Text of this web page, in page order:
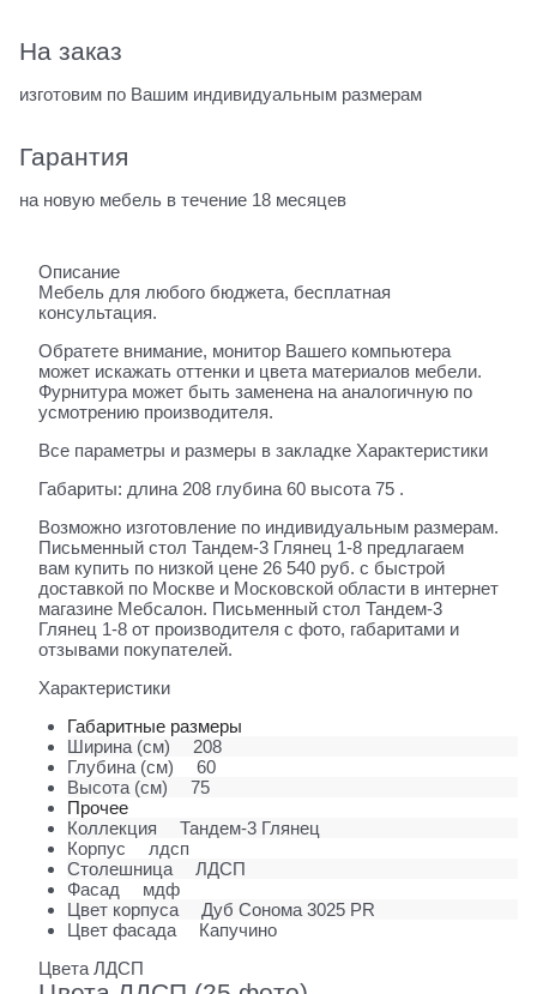
На заказ
изготовим по Вашим индивидуальным размерам
Гарантия
на новую мебель в течение 18 месяцев
Описание
Мебель для любого бюджета, бесплатная
консультация.
Обратете внимание, монитор Вашего компьютера
может искажать оттенки и цвета материалов мебели.
Фурнитура может быть заменена на аналогичную по
усмотрению производителя.
Все параметры и размеры в закладке Характеристики
Габариты: длина 208 глубина 60 высота 75 .
Возможно изготовление по индивидуальным размерам.
Письменный стол Тандем-3 Глянец 1-8 предлагаем
вам купить по низкой цене 26 540 руб. с быстрой
доставкой по Москве и Московской области в интернет
магазине Мебсалон. Письменный стол Тандем-3
Глянец 1-8 от производителя с фото, габаритами и
отзывами покупателей.
Характеристики
Габаритные размеры
Ширина (см)
208
Глубина (см)
60
Высота (см)
75
Прочее
Коллекция
Тандем-3 Глянец
Корпус
лдсп
Столешница
ЛДСП
Фасад
мдф
Цвет корпуса
Дуб Сонома 3025 PR
Цвет фасада
Капучино
Цвета ЛДСП